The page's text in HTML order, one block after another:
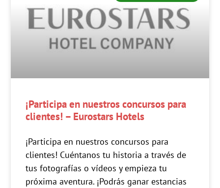
¡Participa en nuestros concursos para
clientes! – Eurostars Hotels
¡Participa en nuestros concursos para
clientes! Cuéntanos tu historia a través de
tus fotografías o vídeos y empieza tu
próxima aventura. ¡Podrás ganar estancias